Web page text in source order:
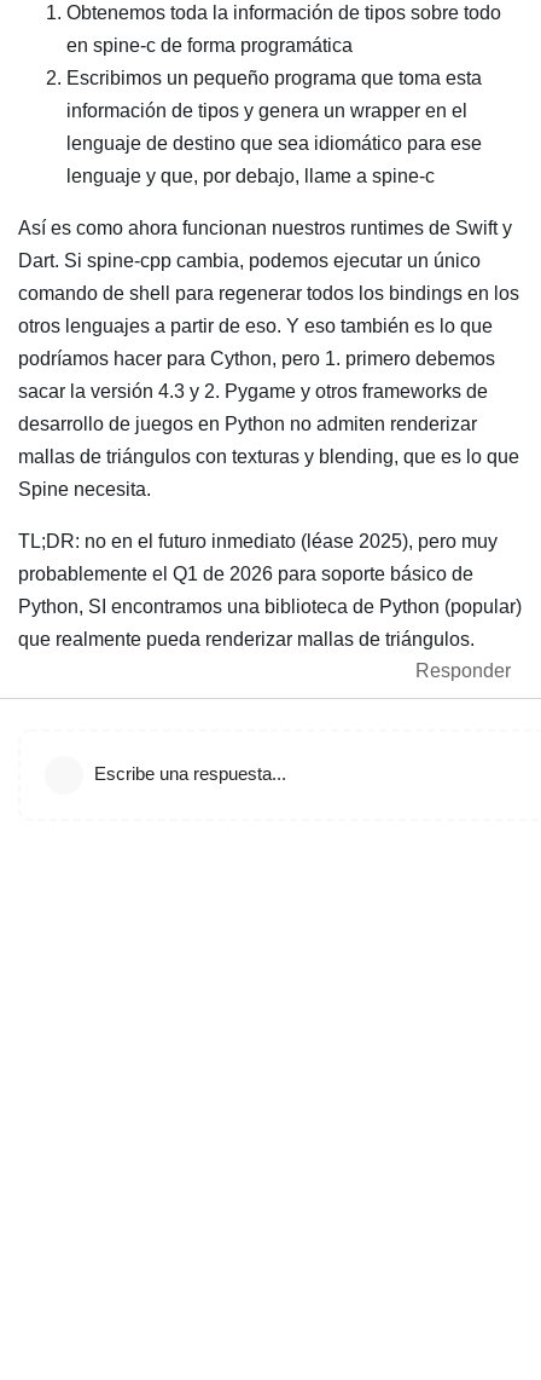
Obtenemos toda la información de tipos sobre todo
en spine-c de forma programática
Escribimos un pequeño programa que toma esta
información de tipos y genera un wrapper en el
lenguaje de destino que sea idiomático para ese
lenguaje y que, por debajo, llame a spine-c
Así es como ahora funcionan nuestros runtimes de Swift y
Dart. Si spine-cpp cambia, podemos ejecutar un único
comando de shell para regenerar todos los bindings en los
otros lenguajes a partir de eso. Y eso también es lo que
podríamos hacer para Cython, pero 1. primero debemos
sacar la versión 4.3 y 2. Pygame y otros frameworks de
desarrollo de juegos en Python no admiten renderizar
mallas de triángulos con texturas y blending, que es lo que
Spine necesita.
TL;DR: no en el futuro inmediato (léase 2025), pero muy
probablemente el Q1 de 2026 para soporte básico de
Python, SI encontramos una biblioteca de Python (popular)
que realmente pueda renderizar mallas de triángulos.
Responder
Escribe una respuesta...